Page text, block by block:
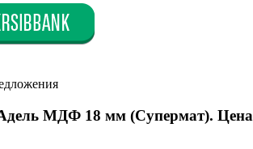
yellow)
yellow)
Адель МДФ 18 мм (Супермат). Цена